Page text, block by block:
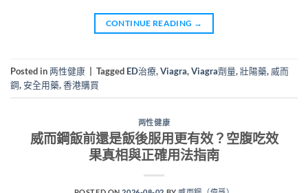
CONTINUE READING →
Posted in两性健康 Tagged ED治療,Viagra,Viagra劑量,壯陽藥, 威而
鋼,安全用藥,香港購買
两性健康
威而鋼飯前還是飯後服用更有效？空腹吃效
果真相與正確用法指南